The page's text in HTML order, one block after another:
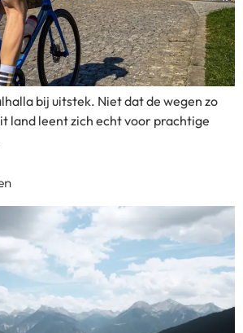
bij uitstek. Niet dat de wegen zo
land leent zich echt voor prachtige